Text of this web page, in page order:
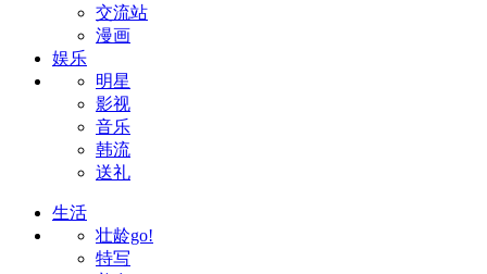
交流站
漫画
娱乐
明星
影视
音乐
韩流
送礼
生活
壮龄go!
特写